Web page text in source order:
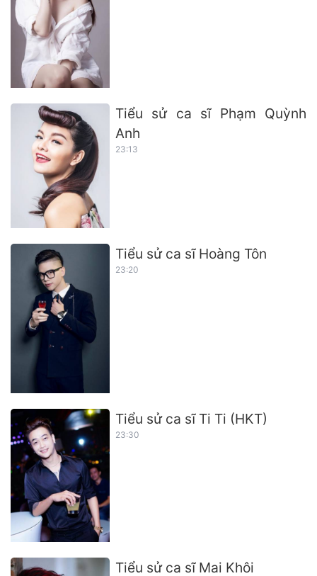
Tiểu sử ca sĩ Phạm Quỳnh
Anh
23:13
Tiểu sử ca sĩ Hoàng Tôn
23:20
Tiểu sử ca sĩ Ti Ti (HKT)
23:30
Tiểu sử ca sĩ Mai Khôi